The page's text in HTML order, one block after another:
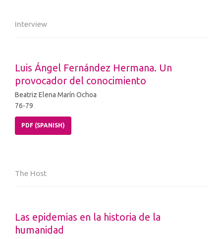
Interview
Luis Ángel Fernández Hermana. Un
provocador del conocimiento
Beatriz Elena Marín Ochoa
76-79
PDF (SPANISH)
The Host
Las epidemias en la historia de la
humanidad